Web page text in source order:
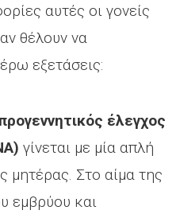
αυτές οι γονείς
θέλουν να
εξετάσεις:
έλεγχος
γίνεται με μία απλή
μητέρας. Στο αίμα της
εμβρύου και